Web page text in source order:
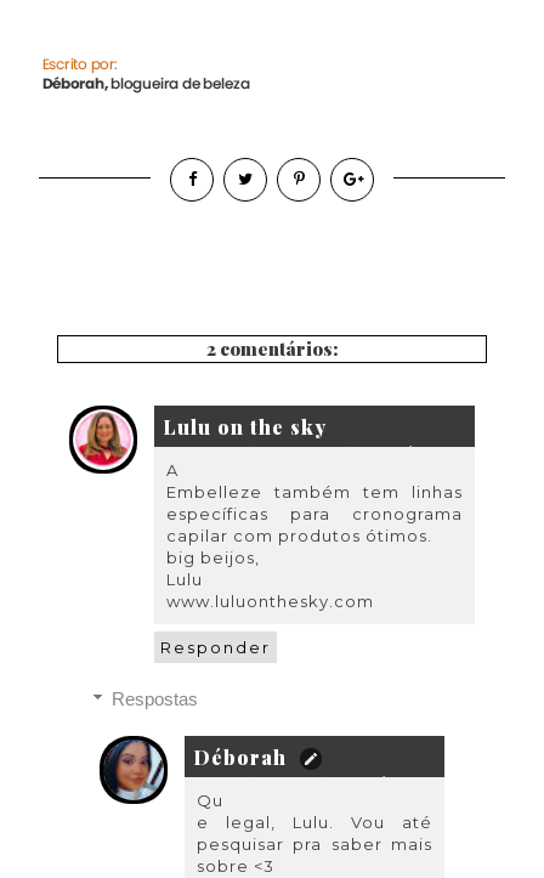
2 comentários:
Lulu on the sky
24 de fevereiro de 2024 às 16:22
A
Embelleze também tem linhas
específicas para cronograma
capilar com produtos ótimos.
big beijos,
Lulu
www.luluonthesky.com
Responder
Respostas
Déborah
14 de março de 2024 às 17:55
Qu
e legal, Lulu. Vou até
pesquisar pra saber mais
sobre <3